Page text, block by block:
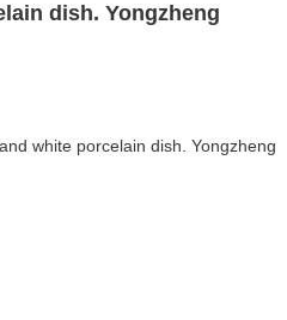
dish. Yongzheng